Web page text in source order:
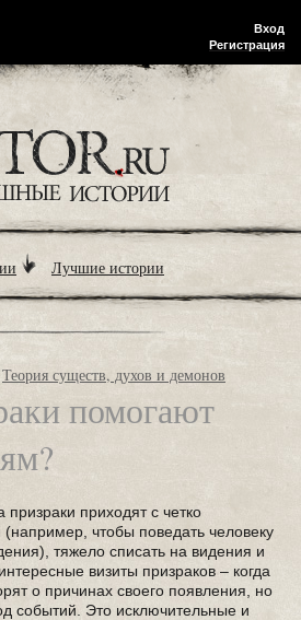
Вход
Регистрация
Лучшие истории
Теория существ, духов и демонов
помогают
приходят с четко
чтобы поведать человеку
тяжело списать на видения и
визиты призраков – когда
о причинах своего появления, но
событий. Это исключительные и